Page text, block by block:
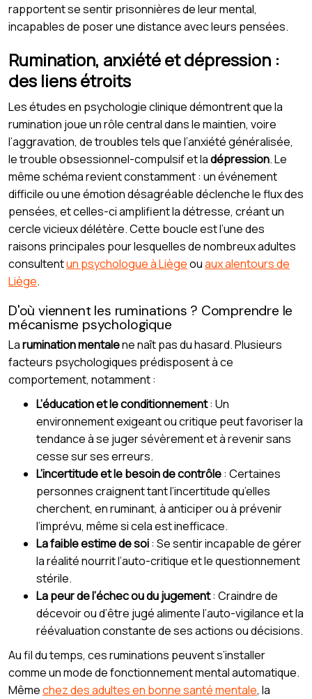
rapportent se sentir prisonnières de leur mental,
incapables de poser une distance avec leurs pensées.
Rumination, anxiété et dépression :
des liens étroits
Les études en psychologie clinique démontrent que la
rumination joue un rôle central dans le maintien, voire
l’aggravation, de troubles tels que l’anxiété généralisée,
le trouble obsessionnel-compulsif et ladépression. Le
même schéma revient constamment : un événement
difficile ou une émotion désagréable déclenche le flux des
pensées, et celles-ci amplifient la détresse, créant un
cercle vicieux délétère. Cette boucle est l’une des
raisons principales pour lesquelles de nombreux adultes
consultentun psychologue à Liègeouaux alentours de
Liège.
D'où viennent les ruminations ? Comprendre le
mécanisme psychologique
Larumination mentalene naît pas du hasard. Plusieurs
facteurs psychologiques prédisposent à ce
comportement, notamment :
L’éducation et le conditionnement: Un
environnement exigeant ou critique peut favoriser la
tendance à se juger sévèrement et à revenir sans
cesse sur ses erreurs.
L’incertitude et le besoin de contrôle: Certaines
personnes craignent tant l’incertitude qu’elles
cherchent, en ruminant, à anticiper ou à prévenir
l’imprévu, même si cela est inefficace.
La faible estime de soi: Se sentir incapable de gérer
la réalité nourrit l’auto-critique et le questionnement
stérile.
La peur de l’échec ou du jugement: Craindre de
décevoir ou d’être jugé alimente l’auto-vigilance et la
réévaluation constante de ses actions ou décisions.
Au fil du temps, ces ruminations peuvent s’installer
comme un mode de fonctionnement mental automatique.
Mêmechez des adultes en bonne santé mentale, la